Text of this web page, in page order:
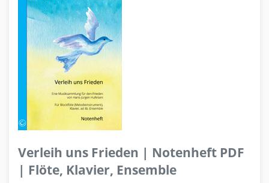
Verleih uns Frieden | Notenheft PDF
| Flöte, Klavier, Ensemble